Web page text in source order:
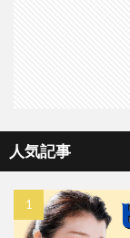
人気記事